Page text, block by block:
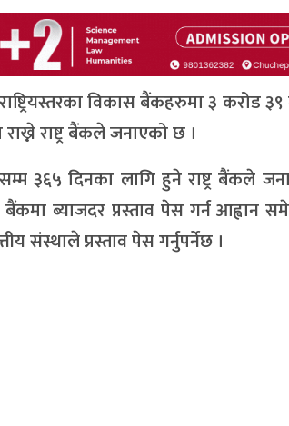
विकास बैंकहरुमा ३ करोड
राष्ट्र बैंकले जनाएको छ ।
दिनका लागि हुने राष्ट्र बैंकले
बैंकमा ब्याजदर प्रस्ताव पेस गर्न आह्वान
संस्थाले प्रस्ताव पेस गर्नुपर्नेछ ।